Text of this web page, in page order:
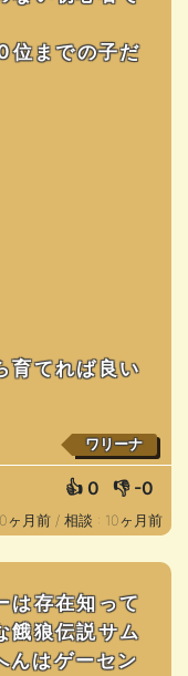
位までの子だ
育てれば良い
ワリーナ
👍 0 👎 -0
ヶ月前 / 相談 : 10ヶ月前
は存在知って
餓狼伝説サム
んはゲーセン